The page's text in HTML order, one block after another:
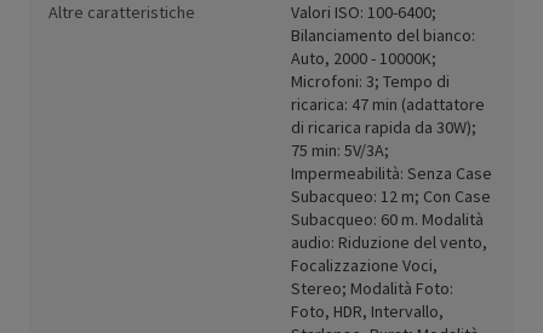
Altre caratteristiche
Valori ISO: 100-6400;
Bilanciamento del bianco:
Auto, 2000 - 10000K;
Microfoni: 3; Tempo di
ricarica: 47 min (adattatore
di ricarica rapida da 30W);
75 min: 5V/3A;
Impermeabilità: Senza Case
Subacqueo: 12 m; Con Case
Subacqueo: 60 m. Modalità
audio: Riduzione del vento,
Focalizzazione Voci,
Stereo; Modalità Foto:
Foto, HDR, Intervallo,